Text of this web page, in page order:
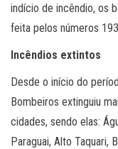
indício de incêndio, os
feita pelos números
Incêndios extintos
Desde o início do
Bombeiros extinguiu
cidades, sendo elas:
Paraguai, Alto Taquari,